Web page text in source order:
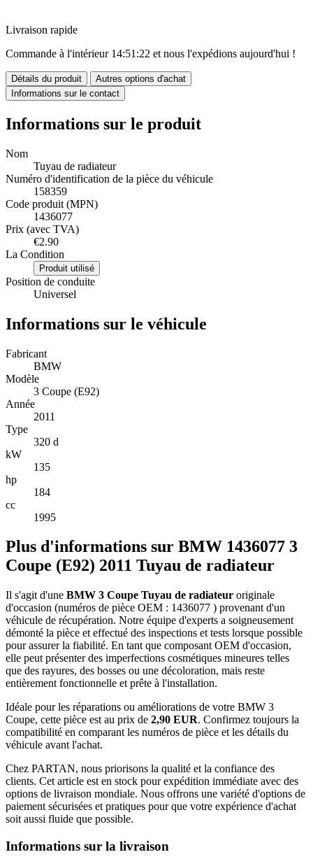
Livraison rapide
Commande à l'intérieur 14:51:22 et nous l'expédions aujourd'hui !
Détails du produit
Autres options d'achat
Informations sur le contact
Informations sur le produit
Nom
Tuyau de radiateur
Numéro d'identification de la pièce du véhicule
158359
Code produit (MPN)
1436077
Prix (avec TVA)
€2.90
La Condition
Produit utilisé
Position de conduite
Universel
Informations sur le véhicule
Fabricant
BMW
Modèle
3 Coupe (E92)
Année
2011
Type
320 d
kW
135
hp
184
cc
1995
Plus d'informations sur BMW 1436077 3
Coupe (E92) 2011 Tuyau de radiateur
Il s'agit d'une BMW 3 Coupe Tuyau de radiateur originale
d'occasion (numéros de pièce OEM : 1436077 ) provenant d'un
véhicule de récupération. Notre équipe d'experts a soigneusement
démonté la pièce et effectué des inspections et tests lorsque possible
pour assurer la fiabilité. En tant que composant OEM d'occasion,
elle peut présenter des imperfections cosmétiques mineures telles
que des rayures, des bosses ou une décoloration, mais reste
entièrement fonctionnelle et prête à l'installation.
Idéale pour les réparations ou améliorations de votre BMW 3
Coupe, cette pièce est au prix de 2,90 EUR. Confirmez toujours la
compatibilité en comparant les numéros de pièce et les détails du
véhicule avant l'achat.
Chez PARTAN, nous priorisons la qualité et la confiance des
clients. Cet article est en stock pour expédition immédiate avec des
options de livraison mondiale. Nous offrons une variété d'options de
paiement sécurisées et pratiques pour que votre expérience d'achat
soit aussi fluide que possible.
Informations sur la livraison